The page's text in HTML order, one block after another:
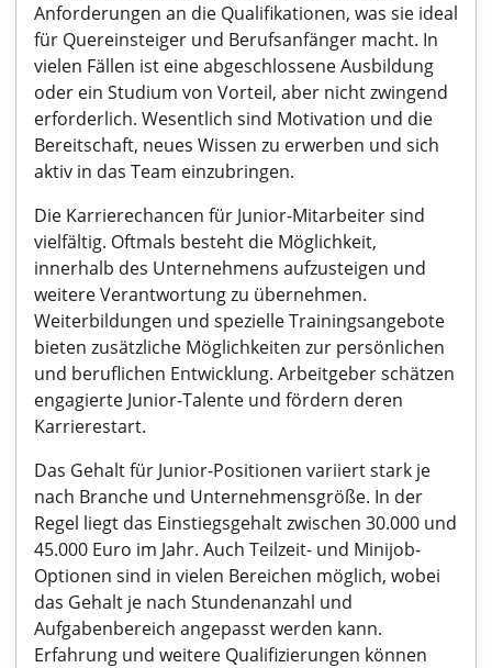
Anforderungen an die Qualifikationen, was sie ideal
für Quereinsteiger und Berufsanfänger macht. In
vielen Fällen ist eine abgeschlossene Ausbildung
oder ein Studium von Vorteil, aber nicht zwingend
erforderlich. Wesentlich sind Motivation und die
Bereitschaft, neues Wissen zu erwerben und sich
aktiv in das Team einzubringen.
Die Karrierechancen für Junior-Mitarbeiter sind
vielfältig. Oftmals besteht die Möglichkeit,
innerhalb des Unternehmens aufzusteigen und
weitere Verantwortung zu übernehmen.
Weiterbildungen und spezielle Trainingsangebote
bieten zusätzliche Möglichkeiten zur persönlichen
und beruflichen Entwicklung. Arbeitgeber schätzen
engagierte Junior-Talente und fördern deren
Karrierestart.
Das Gehalt für Junior-Positionen variiert stark je
nach Branche und Unternehmensgröße. In der
Regel liegt das Einstiegsgehalt zwischen 30.000 und
45.000 Euro im Jahr. Auch Teilzeit- und Minijob-
Optionen sind in vielen Bereichen möglich, wobei
das Gehalt je nach Stundenanzahl und
Aufgabenbereich angepasst werden kann.
Erfahrung und weitere Qualifizierungen können